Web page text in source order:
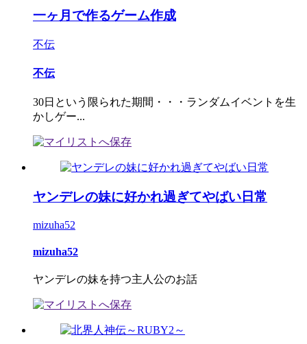
一ヶ月で作るゲーム作成
不伝
不伝
30日という限られた期間・・・ランダムイベントを生
かしゲー...
ヤンデレの妹に好かれ過ぎてやばい日常
mizuha52
mizuha52
ヤンデレの妹を持つ主人公のお話